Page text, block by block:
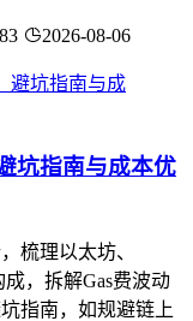
2026-08-06
坑指南与成本优
梳理以太坊、
，拆解Gas费波动
指南，如规避链上